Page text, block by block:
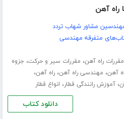
راه آهن
مشاور شهاب تردد
متفرقه مهندسی
مقررات راه آهن، مقررات سیر و حرکت، جزوه
آهن، مهندسی راه آهن،راه آهن،
،آموزش رانندگی قطار، انواع قطار
دانلود کتاب